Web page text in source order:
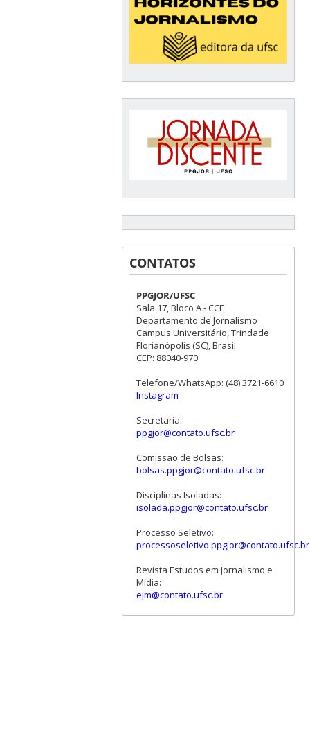
CONTATOS
PPGJOR/UFSC
Sala 17, Bloco A - CCE
Departamento de Jornalismo
Campus Universitário, Trindade
Florianópolis (SC), Brasil
CEP: 88040-970
Telefone/WhatsApp: (48) 3721-6610
Instagram
Secretaria:
ppgjor@contato.ufsc.br
Comissão de Bolsas:
bolsas.ppgjor@contato.ufsc.br
Disciplinas Isoladas:
isolada.ppgjor@contato.ufsc.br
Processo Seletivo:
processoseletivo.ppgjor@contato.ufsc.br
Revista Estudos em Jornalismo e
Mídia:
ejm@contato.ufsc.br